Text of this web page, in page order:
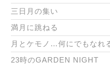
三日月の集い
満月に跳ねる
月とケモノ…何にでもなれ
23時のGARDEN NIGHT